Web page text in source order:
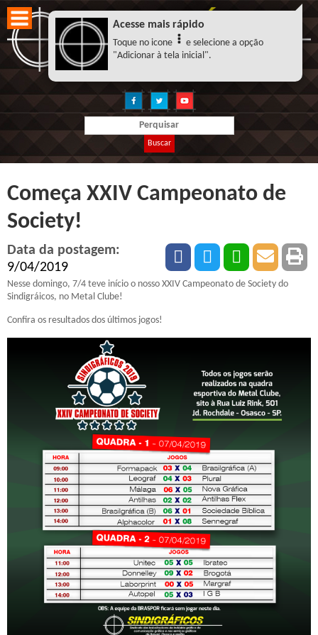
Buscar
Começa XXIV Campeonato de
Society!
Data da postagem:
9/04/2019
Nesse domingo, 7/4 teve início o nosso XXIV Campeonato de Society do
Sindigráicos, no Metal Clube!
Confira os resultados dos últimos jogos!
Acesse mais rápido
Toque no icone
e selecione a opção
"Adicionar à tela inicial".